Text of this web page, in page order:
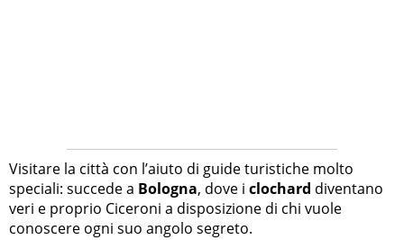
Visitare la città con l’aiuto di guide turistiche molto
speciali: succede a Bologna, dove i clochard diventano
veri e proprio Ciceroni a disposizione di chi vuole
conoscere ogni suo angolo segreto.